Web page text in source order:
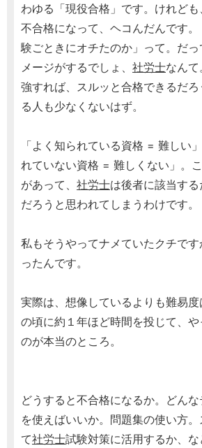
わゆる「現役合格」です。けれど
不合格になって、ヘコんだんです
験ごときにオチたのか」って。だ
メージがするでしょ、 社労士なん
強すれば、スルッと合格できるだ
る人も少なくないはず。
「よく知られている資格 = 難しい
れていない資格 = 難しくない」。
があって、 社労士は後者に該当す
だろうと思われてしまうわけです。
私もそうやってナメていたクチで
ったんです。
実際は、想像しているよりも難易
の頃に約１年ほど時間を投じて、
のが本当のところ。
どうすると不合格になるか。どん
を使えばいいか。問題集の使い方
て社労士試験対策に活用するか、